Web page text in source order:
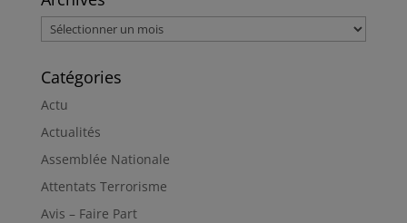
Archives
Catégories
Actu
Actualités
Assemblée Nationale
Attentats Terrorisme
Avis – Faire Part